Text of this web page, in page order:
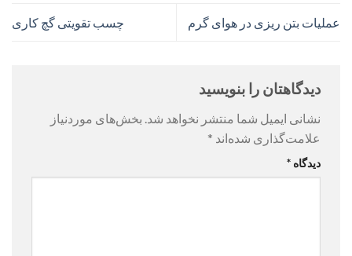
عملیات بتن ریزی در هوای گرم چسب تقویتی گچ کاری
دیدگاهتان را بنویسید
نشانی ایمیل شما منتشر نخواهد شد. بخش‌های موردنیاز
علامت‌گذاری شده‌اند *
دیدگاه *